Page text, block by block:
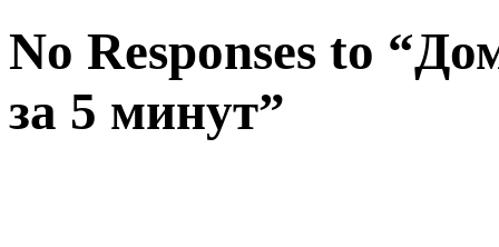
No Responses to
за 5 минут”